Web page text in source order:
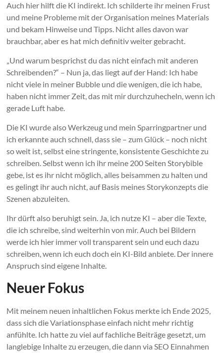
Auch hier hilft die KI indirekt. Ich schilderte ihr meinen Frust
und meine Probleme mit der Organisation meines Materials
und bekam Hinweise und Tipps. Nicht alles davon war
brauchbar, aber es hat mich definitiv weiter gebracht.
„Und warum besprichst du das nicht einfach mit anderen
Schreibenden?“ – Nun ja, das liegt auf der Hand: Ich habe
nicht viele in meiner Bubble und die wenigen, die ich habe,
haben nicht immer Zeit, das mit mir durchzuhecheln, wenn ich
gerade Luft habe.
Die KI wurde also Werkzeug und mein Sparringpartner und
ich erkannte auch schnell, dass sie – zum Glück – noch nicht
so weit ist, selbst eine stringente, konsistente Geschichte zu
schreiben. Selbst wenn ich ihr meine 200 Seiten Storybible
gebe, ist es ihr nicht möglich, alles beisammen zu halten und
es gelingt ihr auch nicht, auf Basis meines Storykonzepts die
Szenen abzuleiten.
Ihr dürft also beruhigt sein. Ja, ich nutze KI – aber die Texte,
die ich schreibe, sind weiterhin von mir. Auch bei Bildern
werde ich hier immer voll transparent sein und euch dazu
schreiben, wenn ich euch doch ein KI-Bild anbiete. Der innere
Anspruch sind eigene Inhalte.
Neuer Fokus
Mit meinem neuen inhaltlichen Fokus merkte ich Ende 2025,
dass sich die Variationsphase einfach nicht mehr richtig
anfühlte. Ich hatte zu viel auf fachliche Beiträge gesetzt, um
langlebige Inhalte zu erzeugen, die dann via SEO Einnahmen